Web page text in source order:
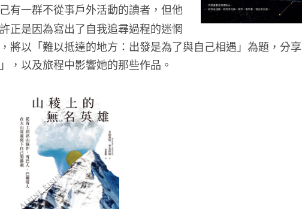
有一群不從事戶外活動的讀者，但他
正是因為寫出了自我追尋過程的迷惘
將以「難以抵達的地方：出發是為了與自己相遇」為題，分享
，以及旅程中影響她的那些作品。